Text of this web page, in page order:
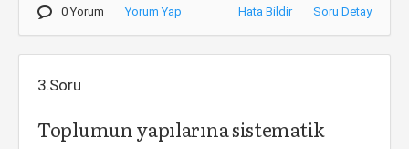
0 Yorum Yorum Yap Hata Bildir Soru Detay
3.Soru
Toplumun yapılarına sistematik